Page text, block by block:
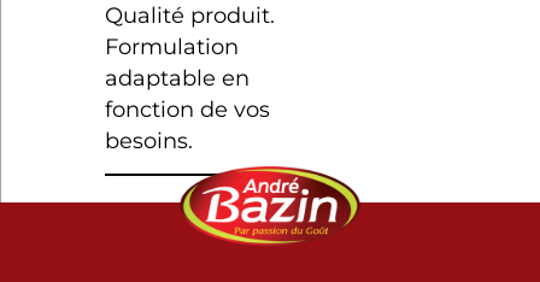
Qualité produit.
Formulation
adaptable en
fonction de vos
besoins.